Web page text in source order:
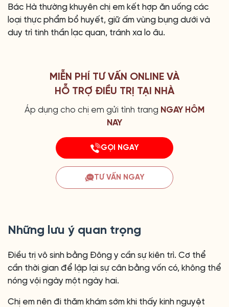
Bác Hà thường khuyên chị em kết hợp ăn uống các
loại thực phẩm bổ huyết, giữ ấm vùng bụng dưới và
duy trì tinh thần lạc quan, tránh xa lo âu.
MIỄN PHÍ TƯ VẤN ONLINE VÀ
HỖ TRỢ ĐIỀU TRỊ TẠI NHÀ
Áp dụng cho chị em gửi tình trang NGAY HÔM
NAY
GỌI NGAY
TƯ VẤN NGAY
Những lưu ý quan trọng
Điều trị vô sinh bằng Đông y cần sự kiên trì. Cơ thể
cần thời gian để lập lại sự cân bằng vốn có, không thể
nóng vội ngày một ngày hai.
Chị em nên đi thăm khám sớm khi thấy kinh nguyệt